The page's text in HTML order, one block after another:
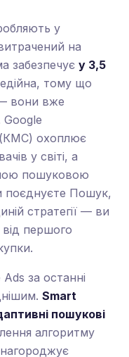
у
на
забезпечує у 3,5
тому що
— вони вже
(КМС) охоплює
у світі, а
пошуковою
поєднуєте Пошук,
стратегії — ви
першого
за останні
Smart
пошукові
алгоритму